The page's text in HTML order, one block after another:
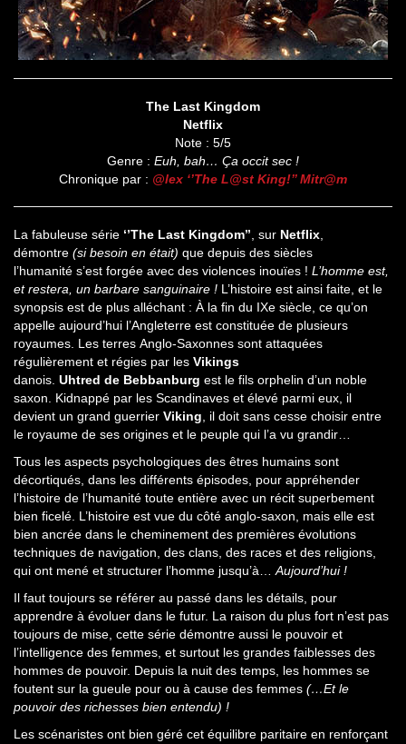
The Last Kingdom
Netflix
Note : 5/5
Genre : Euh, bah… Ça occit sec !
Chronique par : @lex ‘’The L@st King!’’ Mitr@m
La fabuleuse série ‘’The Last Kingdom’’ , sur Netflix
démontre (si besoin en était) que depuis des siècles
l’humanité s’est forgée avec des violences inouïes ! L’homme est,
et restera, un barbare sanguinaire ! L’histoire est ainsi faite, et le
synopsis est de plus alléchant : À la fin du IXe siècle, ce qu’on
appelle aujourd’hui l’Angleterre est constituée de plusieurs
royaumes. Les terres Anglo-Saxonnes sont attaquées
régulièrement et régies par les Vikings
danois. Uhtred de Bebbanburg est le fils orphelin d’un noble
saxon. Kidnappé par les Scandinaves et élevé parmi eux, il
devient un grand guerrier Viking , il doit sans cesse choisir entre
le royaume de ses origines et le peuple qui l’a vu grandir…
Tous les aspects psychologiques des êtres humains sont
décortiqués, dans les différents épisodes, pour appréhender
l’histoire de l’humanité toute entière avec un récit superbement
bien ficelé. L’histoire est vue du côté anglo-saxon, mais elle est
bien ancrée dans le cheminement des premières évolutions
techniques de navigation, des clans, des races et des religions,
qui ont mené et structurer l’homme jusqu’à… Aujourd’hui !
Il faut toujours se référer au passé dans les détails, pour
apprendre à évoluer dans le futur. La raison du plus fort n’est pas
toujours de mise, cette série démontre aussi le pouvoir et
l’intelligence des femmes, et surtout les grandes faiblesses des
hommes de pouvoir. Depuis la nuit des temps, les hommes se
foutent sur la gueule pour ou à cause des femmes (…Et le
pouvoir des richesses bien entendu) !
Les scénaristes ont bien géré cet équilibre paritaire en renforçant